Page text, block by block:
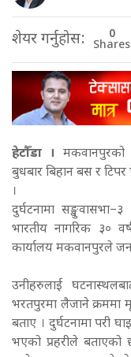
शेयर गर्नुहोस: 0
Shares
हेटौँडा । मकवानपुरको
बुधबार बिहान बस र
।
दुर्घटनामा
भारतीय नागरिक ३०
कार्यालय मकवानपुरले
उनीहरुलाई
भरतपुरमा लैजाने क्रममा
बताए । दुर्घटनामा परी
भएको प्रहरीले